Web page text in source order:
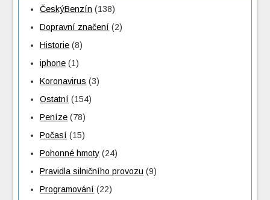
ČeskýBenzín (138)
Dopravní značení (2)
Historie (8)
iphone (1)
Koronavirus (3)
Ostatní (154)
Peníze (78)
Počasí (15)
Pohonné hmoty (24)
Pravidla silničního provozu (9)
Programování (22)